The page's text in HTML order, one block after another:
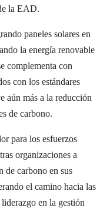
la EAD.
paneles solares en
la energía renovable
complementa con
con los estándares
aún más a la reducción
de carbono.
para los esfuerzos
organizaciones a
de carbono en sus
el camino hacia las
en la gestión